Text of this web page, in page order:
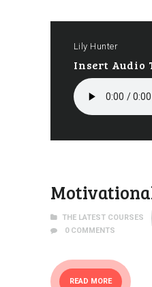
Lily Hunter
Insert Audio
THE LATEST COURSES
0 COMMENTS
READ MORE